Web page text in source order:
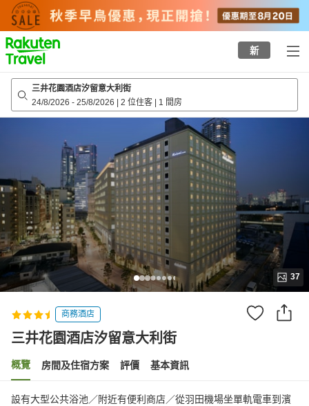
to
top
page
新
三井花園酒店汐留意大利街
24/8/2026 - 25/8/2026 | 2 位住客 | 1 間房
37
商務酒店
三井花園酒店汐留意大利街
概覽 房間及住宿方案 評價 基本資訊
設有大型公共浴池／附近有便利商店／從羽田機場坐單軌電車到濱